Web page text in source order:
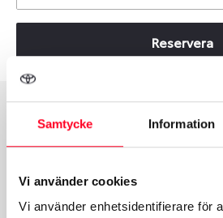
Samtycke Information
Vi använder cookies
Vi använder enhetsidentifierare för
Reservera
Däcktyp
Sommar 205/55
2360